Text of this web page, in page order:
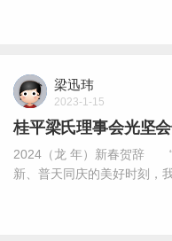
梁迅玮
2023-1-15
桂平梁氏理事会光坚
2024（龙 年）新春贺辞 “
新、普天同庆的美好时刻，